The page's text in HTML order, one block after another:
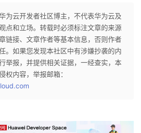
为云开发者社区博主，不代表华为云及
点和立场。转载时必须标注文章的来源
链接、文章作者等基本信息，否则作者
。如果您发现本社区中有涉嫌抄袭的内
举报，并提供相关证据，一经查实，本
权内容，举报邮箱：